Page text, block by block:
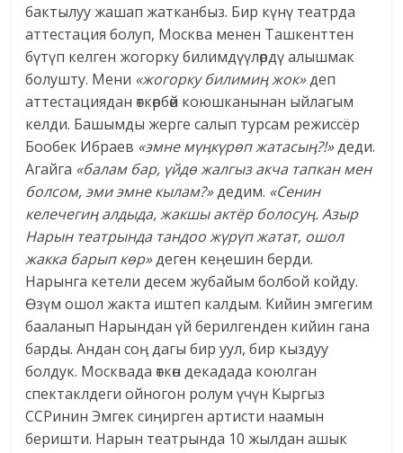
бактылуу жашап жатканбыз. Бир күнү театрда
аттестация болуп, Москва менен Ташкенттен
бүтүп келген жогорку билимдүүлөрдү алышмак
болушту. Мени «жогорку билимиӊжок»деп
аттестациядан өткөрбөй коюшканынан ыйлагым
келди. Башымды жерге салып турсам режиссёр
Бообек Ибраев «эмне мүӊкүрөп жатасыӊ?!»деди.
Агайга «балам бар, үйдө жалгыз акча тапкан мен
болсом, эми эмне кылам?»дедим. «Сенин
келечегиӊалдыда, жакшы актёр болосуӊ. Азыр
Нарын театрында тандоо жүрүп жатат, ошол
жакка барып көр»деген кеӊешин берди.
Нарынга кетели десем жубайым болбой койду.
Өзүм ошол жакта иштеп калдым. Кийин эмгегим
бааланып Нарындан үй берилгенден кийин гана
барды. Андан соӊ дагы бир уул, бир кыздуу
болдук. Москвада өткөн декадада коюлган
спектаклдеги ойногон ролум үчүн Кыргыз
ССРинин Эмгек сиӊирген артисти наамын
беришти. Нарын театрында 10 жылдан ашык